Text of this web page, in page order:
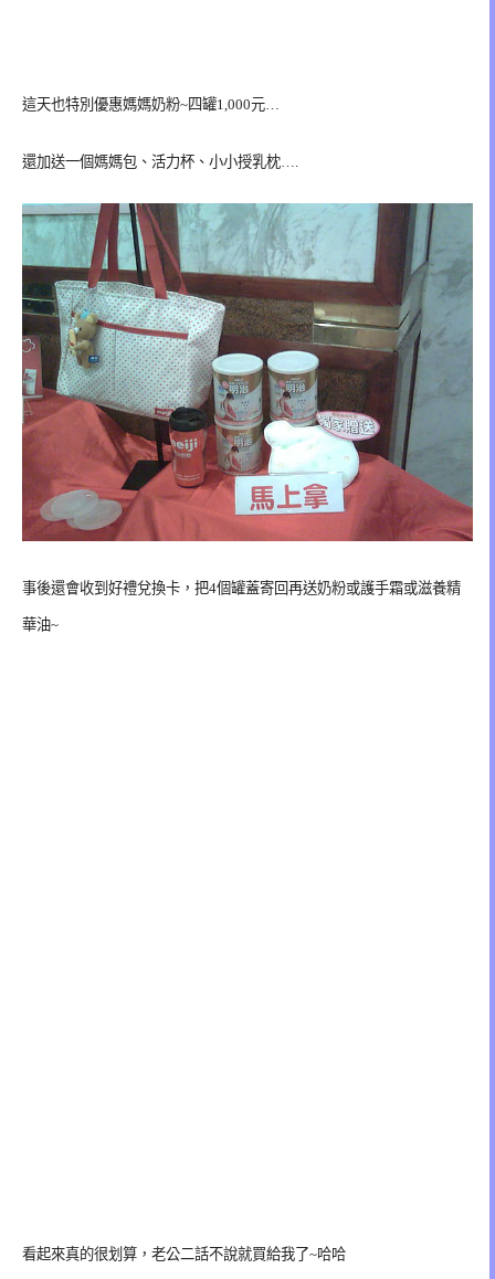
這天也特別優惠媽媽奶粉~四罐1,000元…
還加送一個媽媽包、活力杯、小小授乳枕….
事後還會收到好禮兌換卡，把4個罐蓋寄回再送奶粉或護手霜或滋養精
華油~
看起來真的很划算，老公二話不說就買給我了~哈哈